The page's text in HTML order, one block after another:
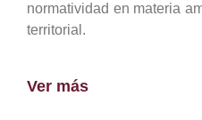
normatividad en materia
territorial.
Ver más